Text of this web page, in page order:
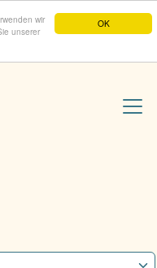
OK
wir
unserer